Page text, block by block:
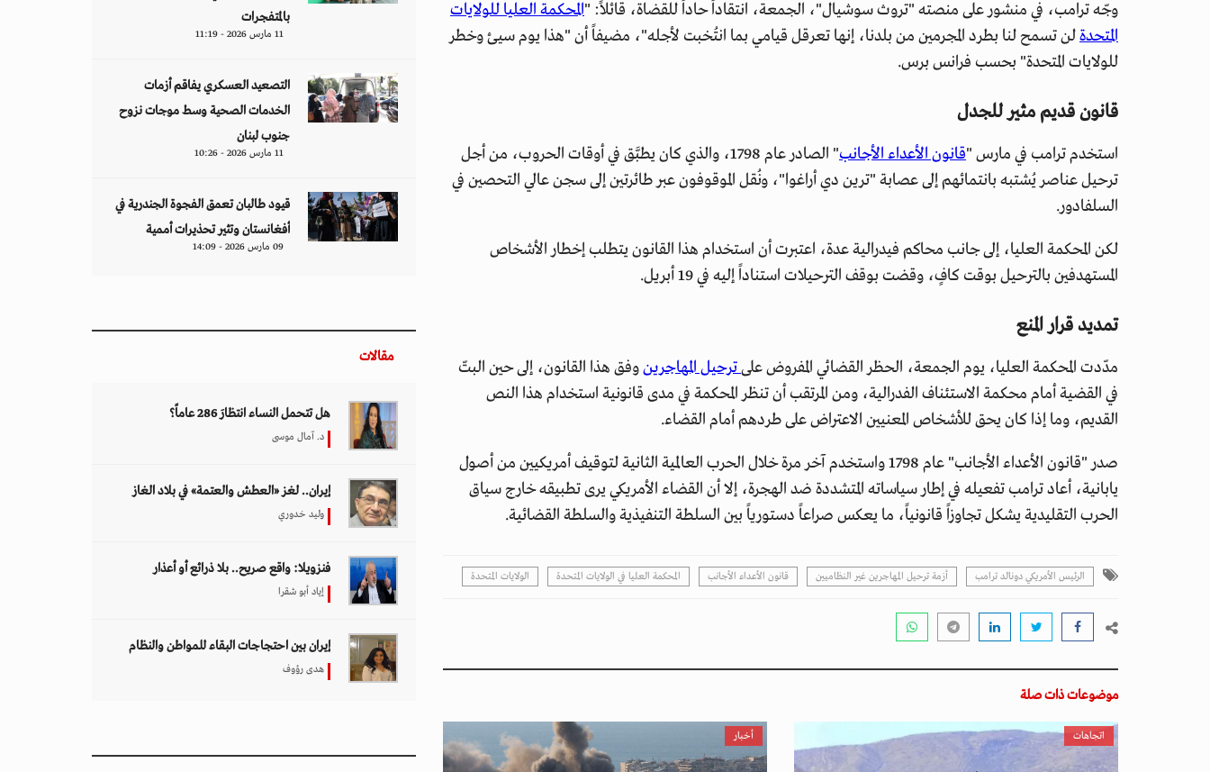
وجّه ترامب، في منشور على منصته "تروث سوشيال"، الجمعة، انتقاداً حاداً للقضاة، قائلاً: "المحكمة العليا للولايات
المتحدةلن تسمح لنا بطرد المجرمين من بلدنا، إنها تعرقل قيامي بما انتُخبت لأجله"، مضيفاً أن "هذا يوم سيئ وخطر
للولايات المتحدة" بحسب فرانس برس.
قانون قديم مثير للجدل
استخدم ترامب في مارس "قانون الأعداء الأجانب
" الصادر عام 1798، والذي كان يطبَّق في أوقات الحروب، من أجل
ترحيل عناصر يُشتبه بانتمائهم إلى عصابة "ترين دي أراغوا"، ونُقل الموقوفون عبر طائرتين إلى سجن عالي التحصين في
السلفادور.
لكن المحكمة العليا، إلى جانب محاكم فيدرالية عدة، اعتبرت أن استخدام هذا القانون يتطلب إخطار الأشخاص
المستهدفين بالترحيل بوقت كافٍ، وقضت بوقف الترحيلات استناداً إليه في 19 أبريل.
تمديد قرار المنع
مدّدت المحكمة العليا، يوم الجمعة، الحظر القضائي المفروض علىترحيل المهاجرينوفق هذا القانون، إلى حين البتّ
في القضية أمام محكمة الاستئناف الفدرالية، ومن المرتقب أن تنظر المحكمة في مدى قانونية استخدام هذا النص
القديم، وما إذا كان يحق للأشخاص المعنيين الاعتراض على طردهم أمام القضاء.
صدر "قانون الأعداء الأجانب" عام 1798 واستخدم آخر مرة خلال الحرب العالمية الثانية لتوقيف أمريكيين من أصول
يابانية، أعاد ترامب تفعيله في إطار سياساته المتشددة ضد الهجرة، إلا أن القضاء الأمريكي يرى تطبيقه خارج سياق
الحرب التقليدية يشكل تجاوزاً قانونياً، ما يعكس صراعاً دستورياً بين السلطة التنفيذية والسلطة القضائية.
الرئيس الأمريكي دونالد ترامب أزمة ترحيل المهاجرين غير النظاميين قانون الأعداء الأجانب المحكمة العليا في الولايات المتحدة الولايات المتحدة
موضوعات ذات صلة
اتجاهات أخبار
بالمتفجرات
11 مارس 2026 - 11:19
التصعيد العسكري يفاقم أزمات
الخدمات الصحية وسط موجات نزوح
جنوب لبنان
11 مارس 2026 - 10:26
قيود طالبان تعمق الفجوة الجندرية في
أفغانستان وتثير تحذيرات أممية
09 مارس 2026 - 14:09
مقالات
هل تتحمل النساء انتظارَ 286 عاماً؟
د. آمال موسى
إيران.. لغز «العطش والعتمة» في بلاد الغاز
وليد خدوري
فنزويلا: واقع صريح.. بلا ذرائع أو أعذار
إياد أبو شقرا
إيران بين احتجاجات البقاء للمواطن والنظام
هدى رؤوف